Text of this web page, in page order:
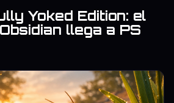
Yoked Edition: el
llega a PS